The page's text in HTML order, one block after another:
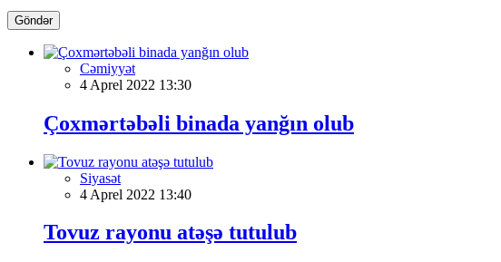
Göndər
Cəmiyyət
4 Aprel 2022 13:30
Çoxmərtəbəli binada yanğın olub
Siyasət
4 Aprel 2022 13:40
Tovuz rayonu atəşə tutulub